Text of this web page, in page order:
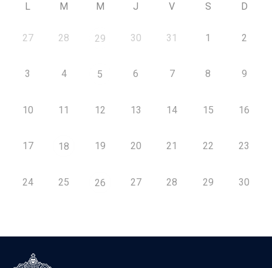
L M M J V S D
27 28 29 30 31 1 2
3 4 5 6 7 8 9
10 11 12 13 14 15 16
17 18 19 20 21 22 23
24 25 26 27 28 29 30